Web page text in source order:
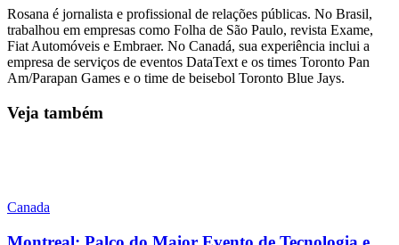
Rosana é jornalista e profissional de relações públicas. No Brasil,
trabalhou em empresas como Folha de São Paulo, revista Exame,
Fiat Automóveis e Embraer. No Canadá, sua experiência inclui a
empresa de serviços de eventos DataText e os times Toronto Pan
Am/Parapan Games e o time de beisebol Toronto Blue Jays.
Veja também
Canada